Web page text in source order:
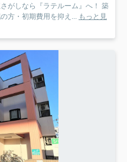
がしなら『ラテルーム』へ！ 築
方・初期費用を抑え... もっと見